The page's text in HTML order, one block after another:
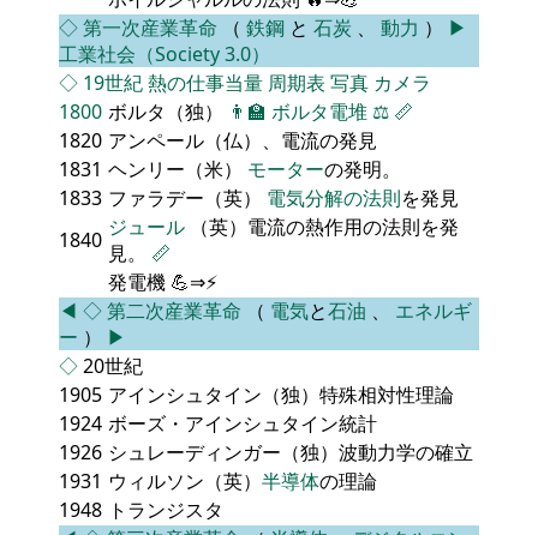
◇第一次産業革命 （ 鉄鋼 と 石炭 、 動力 ） ▶
工業社会（Society 3.0）
◇ 19世紀熱の仕事当量 周期表 写真 カメラ
1800 ボルタ（独） 👨‍🏫 ボルタ電堆 ⚖️ 📏
1820 アンペール（仏）、電流の発見
1831 ヘンリー（米） モーターの発明。
1833 ファラデー（英） 電気分解の法則を発見
1840 ジュール （英）電流の熱作用の法則を発
見。 📏
発電機 💪⇒⚡
◀ ◇第二次産業革命 （ 電気と石油 、 エネルギ
ー ） ▶
◇20世紀
1905 アインシュタイン（独）特殊相対性理論
1924 ボーズ・アインシュタイン統計
1926 シュレーディンガー（独）波動力学の確立
1931 ウィルソン（英） 半導体の理論
1948 トランジスタ